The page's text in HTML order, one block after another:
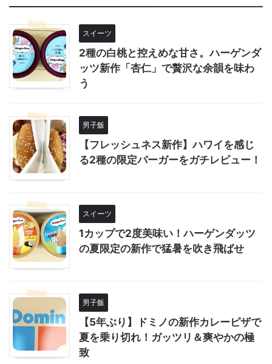
スイーツ
2種の白桃と控えめな甘さ。ハーゲンダ
ッツ新作「杏仁」で贅沢な余韻を味わ
う
男子飯
【フレッシュネス新作】ハワイを感じ
る2種の限定バーガーをガチレビュー！
スイーツ
1カップで2度美味い！ハーゲンダッツ
の夏限定の新作で猛暑を吹き飛ばせ
男子飯
【5年ぶり】ドミノの新作カレーピザで
夏を乗り切れ！ガッツリ＆爽やかの極
致